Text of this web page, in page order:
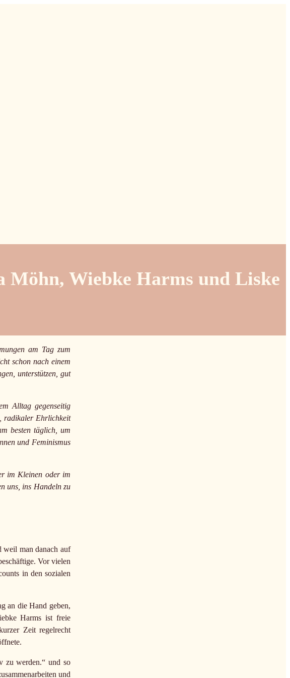
Möhn, Wiebke Harms und Liske
am Tag zum
schon nach einem
unterstützen, gut
Alltag gegenseitig
radikaler Ehrlichkeit
besten täglich, um
und Feminismus
im Kleinen oder im
uns, ins Handeln zu
weil man danach auf
Vor vielen
in den sozialen
an die Hand geben,
Harms ist freie
Zeit regelrecht
zu werden.“ und so
und